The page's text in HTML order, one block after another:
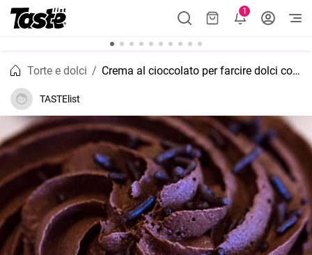
1
Torte e dolci Crema al cioccolato per farcire dolci con gusto
TASTElist